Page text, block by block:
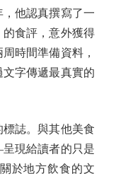
，他認真撰寫了一
食評，意外獲得
時間準備資料，
字傳遞最真實的
誌。與其他美食
現給讀者的只是
於地方飲食的文